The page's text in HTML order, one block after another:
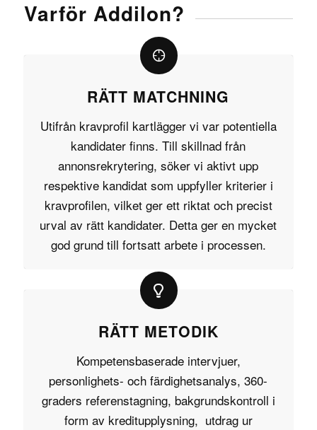
Varför Addilon?
RÄTT MATCHNING
Utifrån kravprofil kartlägger vi var potentiella
kandidater finns. Till skillnad från
annonsrekrytering, söker vi aktivt upp
respektive kandidat som uppfyller kriterier i
kravprofilen, vilket ger ett riktat och precist
urval av rätt kandidater. Detta ger en mycket
god grund till fortsatt arbete i processen.
RÄTT METODIK
Kompetensbaserade intervjuer,
personlighets- och färdighetsanalys, 360-
graders referenstagning, bakgrundskontroll i
form av kreditupplysning, utdrag ur